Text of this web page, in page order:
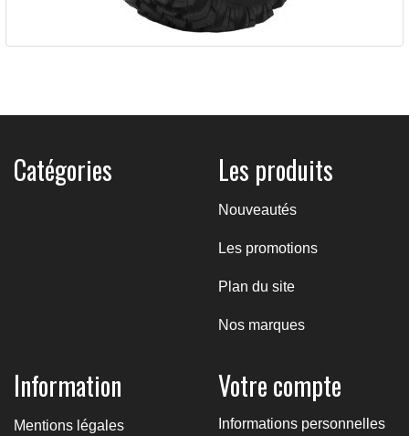
207,48 €
Catégories Les produits
Nouveautés
Les promotions
Plan du site
Nos marques
Information
Mentions légales
Votre compte
Informations personnelles